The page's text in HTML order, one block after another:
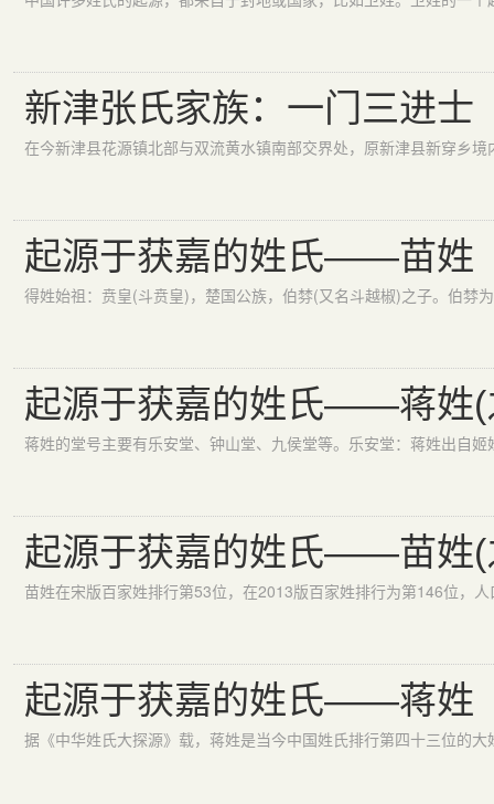
新津张氏家族：一门三进士
起源于获嘉的姓氏——苗姓
起源于获嘉的姓氏——蒋姓(
起源于获嘉的姓氏——苗姓(
起源于获嘉的姓氏——蒋姓